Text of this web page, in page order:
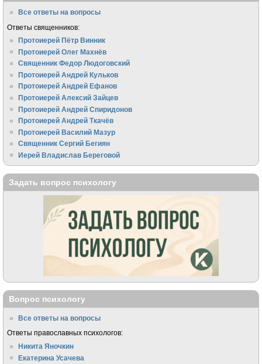
Все ответы на вопросы
Ответы священников:
Протоиерей Пётр Винник
Протоиерей Олег Махнёв
Священник Федор Людоговский
Протоиерей Андрей Кульков
Протоиерей Андрей Ефанов
Протоиерей Алексий Зайцев
Протоиерей Андрей Спиридонов
Протоиерей Андрей Ткачёв
Протоиерей Василий Мазур
Священник Сергий Бегиян
Иерей Владислав Береговой
Задать вопрос психологу
Вопрос психологу
Все ответы на вопросы
Ответы православных психологов:
Никита Яночкин
Екатерина Усачева